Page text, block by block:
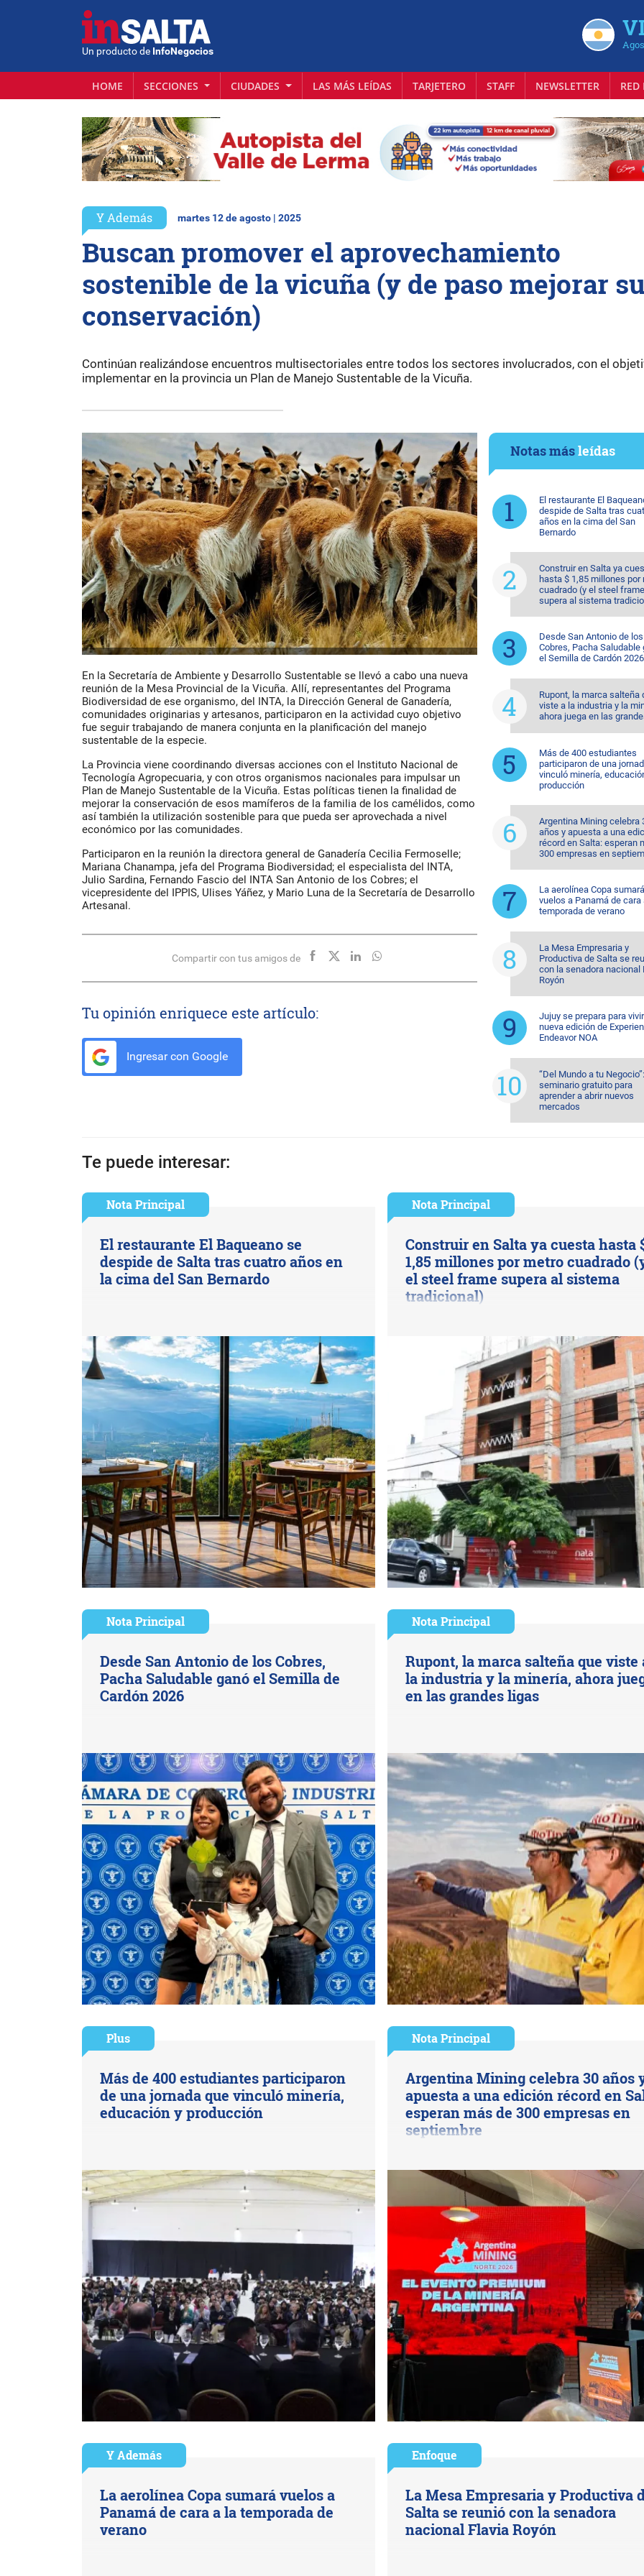
Un producto de InfoNegocios
HOME SECCIONES CIUDADES LAS MÁS LEÍDAS TARJETERO STAFF NEWSLETTER
Y Además martes 12 de agosto | 2025
Buscan promover el aprovechamiento
sostenible de la vicuña (y de paso mejorar
conservación)
Continúan realizándose encuentros multisectoriales entre todos los sectores involucrados, con el
implementar en la provincia un Plan de Manejo Sustentable de la Vicuña.
En la Secretaría de Ambiente y Desarrollo Sustentable se llevó a cabo una nueva
reunión de la Mesa Provincial de la Vicuña. Allí, representantes del Programa
Biodiversidad de ese organismo, del INTA, la Dirección General de Ganadería,
comunidades originarias y artesanos, participaron en la actividad cuyo objetivo
fue seguir trabajando de manera conjunta en la planificación del manejo
sustentable de la especie.
La Provincia viene coordinando diversas acciones con el Instituto Nacional de
Tecnología Agropecuaria, y con otros organismos nacionales para impulsar un
Plan de Manejo Sustentable de la Vicuña. Estas políticas tienen la finalidad de
mejorar la conservación de esos mamíferos de la familia de los camélidos, como
así también la utilización sostenible para que pueda ser aprovechada a nivel
económico por las comunidades.
Participaron en la reunión la directora general de Ganadería Cecilia Fermoselle;
Mariana Chanampa, jefa del Programa Biodiversidad; el especialista del INTA,
Julio Sardina, Fernando Fascio del INTA San Antonio de los Cobres; el
vicepresidente del IPPIS, Ulises Yáñez, y Mario Luna de la Secretaría de Desarrollo
Artesanal.
Compartir con tus amigos de
Tu opinión enriquece este artículo:
Ingresar con Google
Notas másleídas
El restaurante El
despide de Salta tras
años en la cima del San
Bernardo
Construir en Salta ya
hasta $ 1,85 millones por
cuadrado (y el steel frame
supera al sistema
Desde San Antonio de los
Cobres, Pacha Saludable
el Semilla de Cardón 2026
Rupont, la marca salteña
viste a la industria y la
ahora juega en las
Más de 400 estudiantes
participaron de una
vinculó minería,
producción
Argentina Mining celebra
años y apuesta a una
récord en Salta: esperan
300 empresas en
La aerolínea Copa sumará
vuelos a Panamá de cara
temporada de verano
La Mesa Empresaria y
Productiva de Salta se
con la senadora nacional
Royón
Jujuy se prepara para
nueva edición de
Endeavor NOA
“Del Mundo a tu
seminario gratuito para
aprender a abrir nuevos
mercados
Te puede interesar:
Nota Principal
El restaurante El Baqueano se
despide de Salta tras cuatro años en
la cima del San Bernardo
Nota Principal
Construir en Salta ya cuesta hasta
1,85 millones por metro cuadrado
el steel frame supera al sistema
tradicional)
Nota Principal
Desde San Antonio de los Cobres,
Pacha Saludable ganó el Semilla de
Cardón 2026
Nota Principal
Rupont, la marca salteña que viste
la industria y la minería, ahora
en las grandes ligas
Plus
Más de 400 estudiantes participaron
de una jornada que vinculó minería,
educación y producción
Nota Principal
Argentina Mining celebra 30 años
apuesta a una edición récord en
esperan más de 300 empresas en
septiembre
Y Además
La aerolínea Copa sumará vuelos a
Panamá de cara a la temporada de
verano
Enfoque
La Mesa Empresaria y Productiva
Salta se reunió con la senadora
nacional Flavia Royón